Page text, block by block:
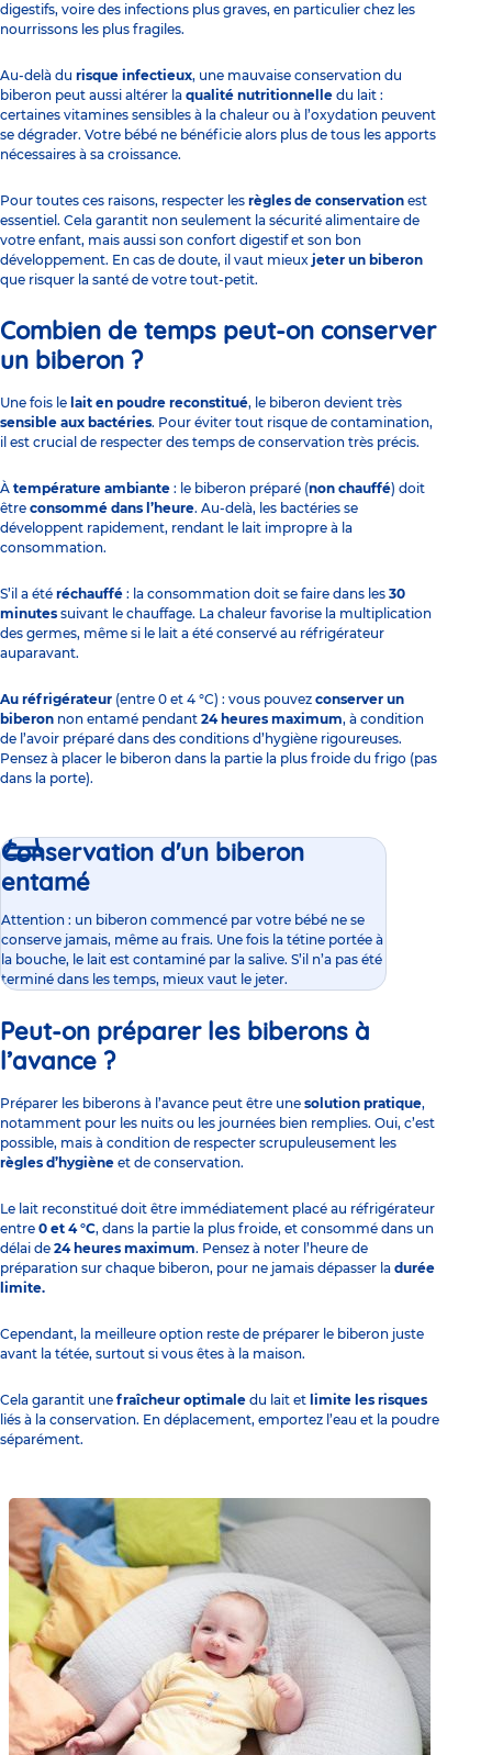
digestifs, voire des infections plus graves, en particulier chez les
nourrissons les plus fragiles.
Au-delà du risque infectieux, une mauvaise conservation du
biberon peut aussi altérer la qualité nutritionnelle du lait :
certaines vitamines sensibles à la chaleur ou à l’oxydation peuvent
se dégrader. Votre bébé ne bénéficie alors plus de tous les apports
nécessaires à sa croissance.
Pour toutes ces raisons, respecter les règles de conservation est
essentiel. Cela garantit non seulement la sécurité alimentaire de
votre enfant, mais aussi son confort digestif et son bon
développement. En cas de doute, il vaut mieux jeter un biberon
que risquer la santé de votre tout-petit.
Combien de temps peut-on conserver
un biberon ?
Une fois le lait en poudre reconstitué, le biberon devient très
sensible aux bactéries. Pour éviter tout risque de contamination,
il est crucial de respecter des temps de conservation très précis.
À température ambiante : le biberon préparé (non chauffé) doit
être consommé dans l’heure. Au-delà, les bactéries se
développent rapidement, rendant le lait impropre à la
consommation.
S’il a été réchauffé : la consommation doit se faire dans les 30
minutes suivant le chauffage. La chaleur favorise la multiplication
des germes, même si le lait a été conservé au réfrigérateur
auparavant.
Au réfrigérateur (entre 0 et 4 °C) : vous pouvez conserver un
biberon non entamé pendant 24 heures maximum, à condition
de l’avoir préparé dans des conditions d’hygiène rigoureuses.
Pensez à placer le biberon dans la partie la plus froide du frigo (pas
dans la porte).
Conservation d'un biberon
entamé
Attention : un biberon commencé par votre bébé ne se
conserve jamais, même au frais. Une fois la tétine portée à
la bouche, le lait est contaminé par la salive. S’il n’a pas été
terminé dans les temps, mieux vaut le jeter.
Peut-on préparer les biberons à
l’avance ?
Préparer les biberons à l’avance peut être une solution pratique,
notamment pour les nuits ou les journées bien remplies. Oui, c’est
possible, mais à condition de respecter scrupuleusement les
règles d’hygiène et de conservation.
Le lait reconstitué doit être immédiatement placé au réfrigérateur
entre 0 et 4 °C, dans la partie la plus froide, et consommé dans un
délai de 24 heures maximum. Pensez à noter l’heure de
préparation sur chaque biberon, pour ne jamais dépasser la durée
limite.
Cependant, la meilleure option reste de préparer le biberon juste
avant la tétée, surtout si vous êtes à la maison.
Cela garantit une fraîcheur optimale du lait et limite les risques
liés à la conservation. En déplacement, emportez l’eau et la poudre
séparément.